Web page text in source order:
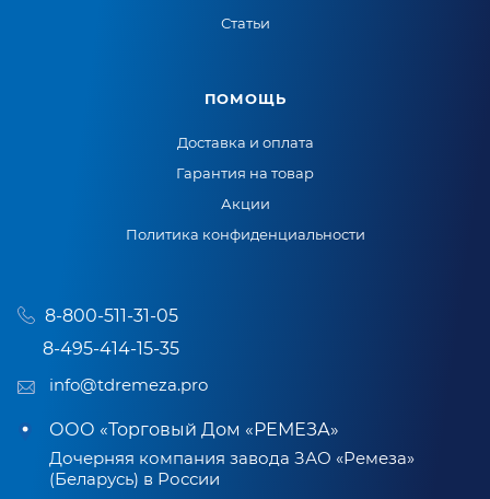
Статьи
ПОМОЩЬ
Доставка и оплата
Гарантия на товар
Акции
Политика конфиденциальности
8-800-511-31-05
8-495-414-15-35
info@tdremeza.pro
ООО «Торговый Дом «РЕМЕЗА»
Дочерняя компания завода ЗАО «Ремеза»
(Беларусь) в России